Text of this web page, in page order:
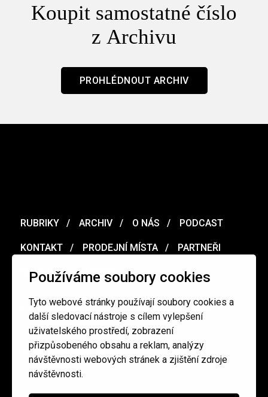
Používáme soubory cookies
Tyto webové stránky používají soubory cookies a
další sledovací nástroje s cílem vylepšení
uživatelského prostředí, zobrazení
přizpůsobeného obsahu a reklam, analýzy
návštěvnosti webových stránek a zjištění zdroje
návštěvnosti.
Koupit samostatné číslo
z Archivu
PROHLÉDNOUT ARCHIV
RUBRIKY ARCHIV O NÁS PODCAST
KONTAKT PRODEJNÍ MÍSTA PARTNEŘI
MERCH VOUCHER
Ochrana osobních údajů / Obchodní podmínky
redakce@cinepur.cz